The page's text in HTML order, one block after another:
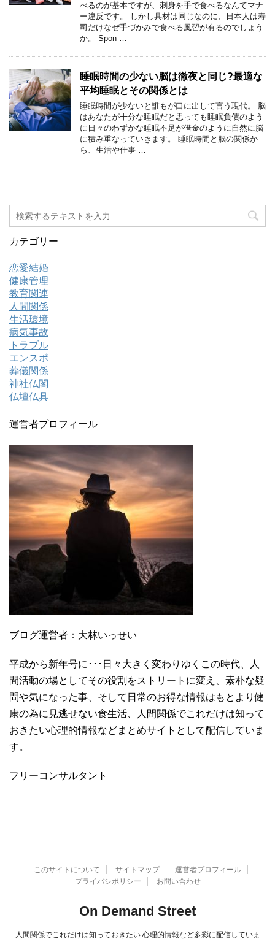
べるのが基本ですが、刺身を手で食べるなんてマナ
ー違反です。 しかし具材は同じなのに、日本人は寿
司だけなぜ手づかみで食べる風習が有るのでしょう
か。 Spon …
睡眠時間の少ない脳は徹夜と同じ?最適な
平均睡眠とその関係とは
睡眠時間が少ないと誰もが口に出して言う現代。 脳
はあなたが十分な睡眠だと思っても睡眠負債のよう
に日々のわずかな睡眠不足が借金のように自然に脳
に積み重なっていきます。 睡眠時間と脳の関係か
ら、生活や仕事 …
カテゴリー
恋愛結婚
健康管理
教育関連
人間関係
生活環境
病気事故
トラブル
エンスポ
葬儀関係
神社仏閣
仏壇仏具
運営者プロフィール
ブログ運営者：大林いっせい
平成から新年号に･･･日々大きく変わりゆくこの時代、人
間活動の場としてその役割をストリートに変え、素朴な疑
問や気になった事、そして日常のお得な情報はもとより健
康の為に見逃せない食生活、人間関係でこれだけは知って
おきたい心理的情報などまとめサイトとして配信していま
す。
フリーコンサルタント
このサイトについて サイトマップ
運営者プロフィール
プライバシポリシー
お問い合わせ
On Demand Street
人間関係でこれだけは知っておきたい 心理的情報など多彩に配信していま